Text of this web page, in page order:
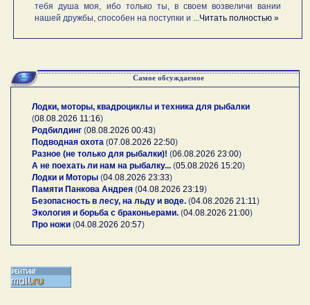
тебя душа моя, ибо только ты, в своем возвеличи вании
нашей дружбы, способен на поступки и ... Читать полностью »
Самое обсуждаемое
Лодки, моторы, квадроциклы и техника для рыбалки
(08.08.2026 11:16)
Родбилдинг (08.08.2026 00:43)
Подводная охота (07.08.2026 22:50)
Разное (не только для рыбалки)! (06.08.2026 23:00)
А не поехать ли нам на рыбалку... (05.08.2026 15:20)
Лодки и Моторы (04.08.2026 23:33)
Памяти Панкова Андрея (04.08.2026 23:19)
Безопасность в лесу, на льду и воде. (04.08.2026 21:11 )
Экология и борьба с браконьерами. (04.08.2026 21:00)
Про ножи (04.08.2026 20:57)